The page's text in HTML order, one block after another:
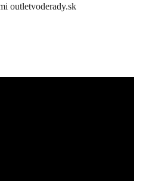
outletvoderady.sk